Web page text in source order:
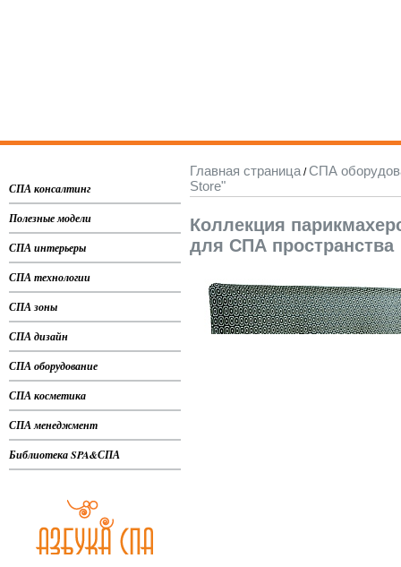
СПА консалтинг
Полезные модели
СПА интерьеры
СПА технологии
СПА зоны
СПА дизайн
СПА оборудование
СПА косметика
СПА менеджмент
Библиотека SPA&СПА
Главная страница/СПА
Store"
Коллекция
для СПА пространства